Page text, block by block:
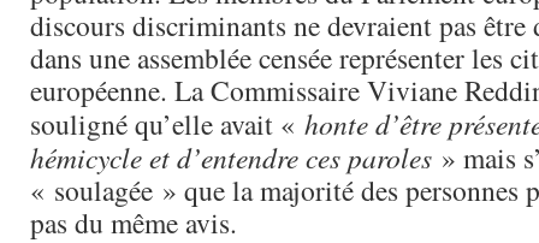
discours discriminants ne devraient pas être
dans une assemblée censée représenter les
européenne. La Commissaire Viviane
souligné qu’elle avait « honte d’être
hémicycle et d’entendre ces paroles » mais
« soulagée » que la majorité des personnes
pas du même avis.